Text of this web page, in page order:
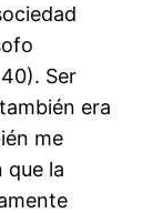
Ser
era
me
que la